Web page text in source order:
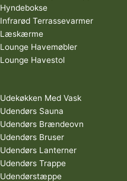
Hyndebokse
Infrarød Terrassevarmer
Læskærme
Lounge Havemøbler
Lounge Havestol
Udekøkken Med Vask
Udendørs Sauna
Udendørs Brændeovn
Udendørs Bruser
Udendørs Lanterner
Udendørs Trappe
Udendørstæppe